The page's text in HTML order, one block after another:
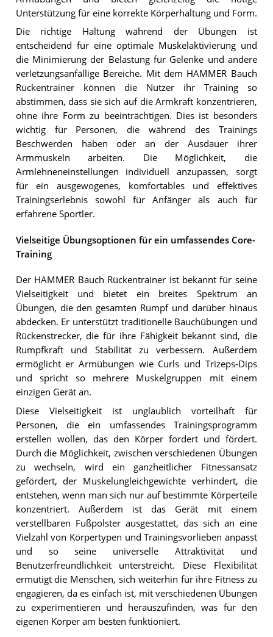
Unterstützung für eine korrekte Körperhaltung und Form.
Die richtige Haltung während der Übungen ist
entscheidend für eine optimale Muskelaktivierung und
die Minimierung der Belastung für Gelenke und andere
verletzungsanfällige Bereiche. Mit dem HAMMER Bauch
Rückentrainer können die Nutzer ihr Training so
abstimmen, dass sie sich auf die Armkraft konzentrieren,
ohne ihre Form zu beeinträchtigen. Dies ist besonders
wichtig für Personen, die während des Trainings
Beschwerden haben oder an der Ausdauer ihrer
Armmuskeln arbeiten. Die Möglichkeit, die
Armlehneneinstellungen individuell anzupassen, sorgt
für ein ausgewogenes, komfortables und effektives
Trainingserlebnis sowohl für Anfänger als auch für
erfahrene Sportler.
Vielseitige Übungsoptionen für ein umfassendes Core-
Training
Der HAMMER Bauch Rückentrainer ist bekannt für seine
Vielseitigkeit und bietet ein breites Spektrum an
Übungen, die den gesamten Rumpf und darüber hinaus
abdecken. Er unterstützt traditionelle Bauchübungen und
Rückenstrecker, die für ihre Fähigkeit bekannt sind, die
Rumpfkraft und Stabilität zu verbessern. Außerdem
ermöglicht er Armübungen wie Curls und Trizeps-Dips
und spricht so mehrere Muskelgruppen mit einem
einzigen Gerät an.
Diese Vielseitigkeit ist unglaublich vorteilhaft für
Personen, die ein umfassendes Trainingsprogramm
erstellen wollen, das den Körper fordert und fördert.
Durch die Möglichkeit, zwischen verschiedenen Übungen
zu wechseln, wird ein ganzheitlicher Fitnessansatz
gefördert, der Muskelungleichgewichte verhindert, die
entstehen, wenn man sich nur auf bestimmte Körperteile
konzentriert. Außerdem ist das Gerät mit einem
verstellbaren Fußpolster ausgestattet, das sich an eine
Vielzahl von Körpertypen und Trainingsvorlieben anpasst
und so seine universelle Attraktivität und
Benutzerfreundlichkeit unterstreicht. Diese Flexibilität
ermutigt die Menschen, sich weiterhin für ihre Fitness zu
engagieren, da es einfach ist, mit verschiedenen Übungen
zu experimentieren und herauszufinden, was für den
eigenen Körper am besten funktioniert.